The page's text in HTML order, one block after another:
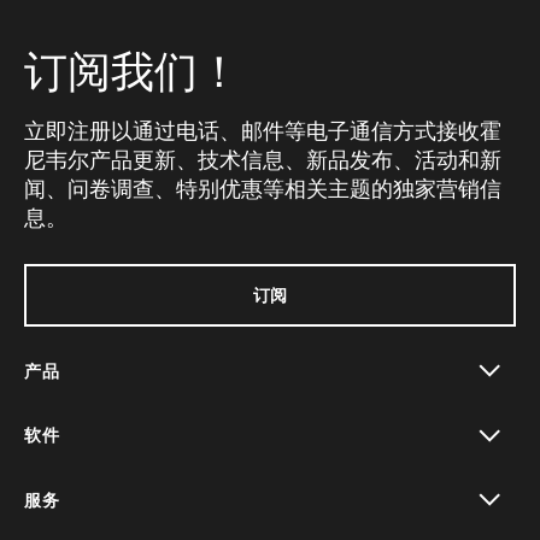
订阅我们！
立即注册以通过电话、邮件等电子通信方式接收霍
尼韦尔产品更新、技术信息、新品发布、活动和新
闻、问卷调查、特别优惠等相关主题的独家营销信
息。
订阅
产品
软件
服务